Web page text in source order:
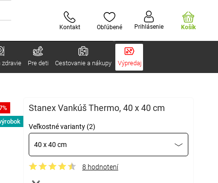
Kontakt Obľúbené Prihlásenie Košík
zdravie Pre deti Cestovanie a nákupy Výpredaj
Stanex Vankúš Thermo, 40 x 40 cm
Veľkostné varianty (2)
40 x 40 cm
8 hodnotení